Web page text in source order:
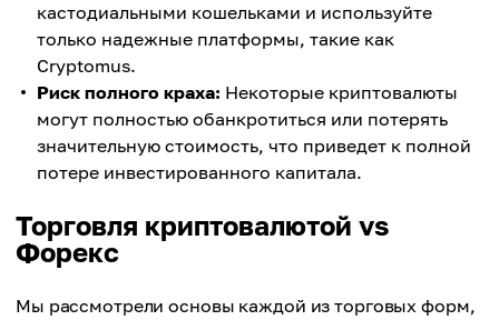
кастодиальными кошельками и используйте
только надежные платформы, такие как
Cryptomus.
Риск полного краха: Некоторые криптовалюты
могут полностью обанкротиться или потерять
значительную стоимость, что приведет к полной
потере инвестированного капитала.
Торговля криптовалютой vs
Форекс
Мы рассмотрели основы каждой из торговых форм,